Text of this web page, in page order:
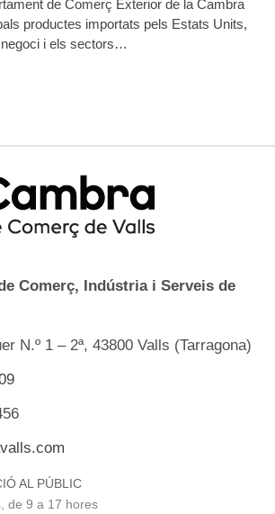
de Comerç Exterior de la Cambra
productes importats pels Estats Units,
i els sectors…
Comerç, Indústria i Serveis de
N.º 1 – 2ª, 43800 Valls (Tarragona)
AL PÚBLIC
de 9 a 17 hores